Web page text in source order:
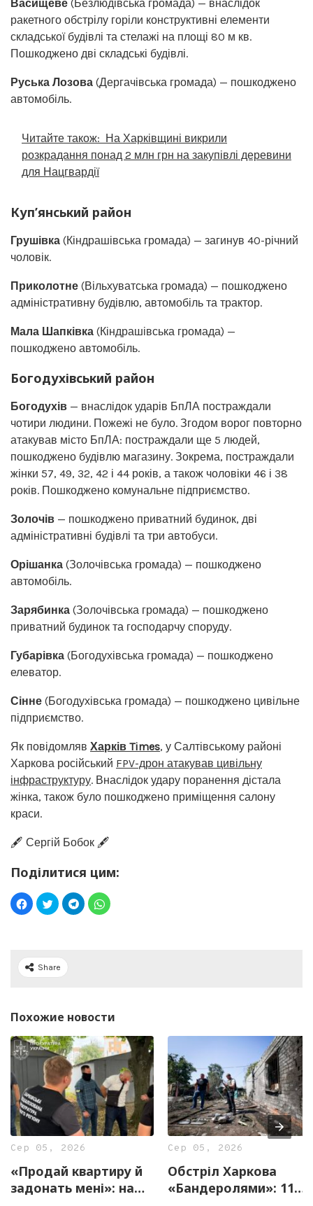
Васищеве (Безлюдівська громада) — внаслідок
ракетного обстрілу горіли конструктивні елементи
складської будівлі та стелажі на площі 80 м кв.
Пошкоджено дві складські будівлі.
Руська Лозова (Дергачівська громада) — пошкоджено
автомобіль.
Читайте також: На Харківщині викрили
розкрадання понад 2 млн грн на закупівлі деревини
для Нацгвардії
Куп’янський район
Грушівка (Кіндрашівська громада) — загинув 40-річний
чоловік.
Приколотне (Вільхуватська громада) — пошкоджено
адміністративну будівлю, автомобіль та трактор.
Мала Шапківка (Кіндрашівська громада) —
пошкоджено автомобіль.
Богодухівський район
Богодухів — внаслідок ударів БпЛА постраждали
чотири людини. Пожежі не було. Згодом ворог повторно
атакував місто БпЛА: постраждали ще 5 людей,
пошкоджено будівлю магазину. Зокрема, постраждали
жінки 57, 49, 32, 42 і 44 років, а також чоловіки 46 і 38
років. Пошкоджено комунальне підприємство.
Золочів — пошкоджено приватний будинок, дві
адміністративні будівлі та три автобуси.
Орішанка (Золочівська громада) — пошкоджено
автомобіль.
Зарябинка (Золочівська громада) — пошкоджено
приватний будинок та господарчу споруду.
Губарівка (Богодухівська громада) — пошкоджено
елеватор.
Сінне (Богодухівська громада) — пошкоджено цивільне
підприємство.
Як повідомляв Харків Times, у Салтівському районі
Харкова російський FPV-дрон атакував цивільну
інфраструктуру. Внаслідок удару поранення дістала
жінка, також було пошкоджено приміщення салону
краси.
🖋️ Сергій Бобок 🖋️
Поділитися цим:
Share
Похожие новости
Сер 05, 2026
«Продай квартиру й
задонать мені»: на
Сер 05, 2026
Обстріл Харкова
«Бандеролями»: 11